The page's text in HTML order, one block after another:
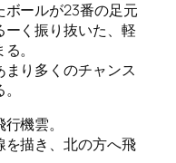
ールが23番の足元
く振り抜いた、軽
。
り多くのチャンス
機雲。
を描き、北の方へ飛